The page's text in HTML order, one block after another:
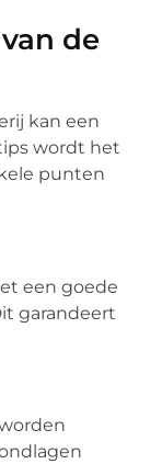
de
kan een
wordt het
punten
een goede
garandeert